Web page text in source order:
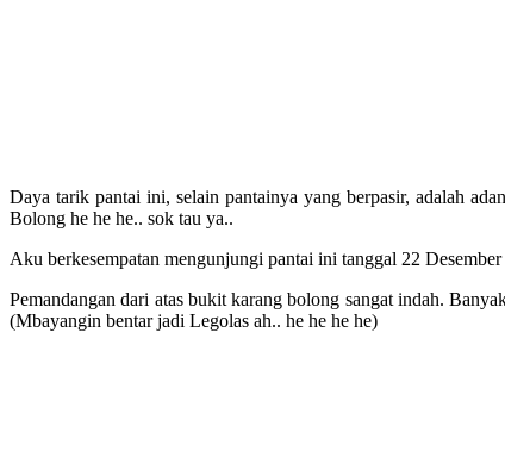
Daya tarik pantai ini, selain pantainya yang berpasir, adalah
Bolong he he he.. sok tau ya..
Aku berkesempatan mengunjungi pantai ini tanggal 22
Pemandangan dari atas bukit karang bolong sangat indah.
(Mbayangin bentar jadi Legolas ah.. he he he he)